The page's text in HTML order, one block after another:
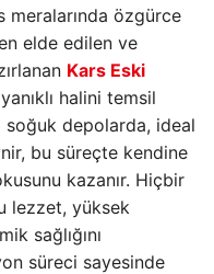
meralarında özgürce
elde edilen ve
Kars Eski
halini temsil
soğuk depolarda, ideal
bu süreçte kendine
kazanır. Hiçbir
lezzet, yüksek
sağlığını
süreci sayesinde